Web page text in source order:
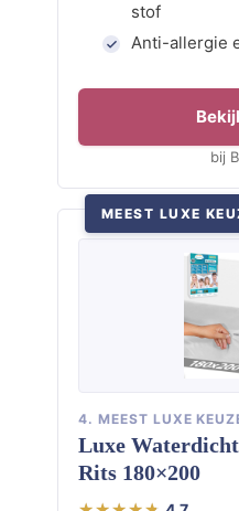
stof
Anti-allergie
bij
MEEST LUXE
4. MEEST LUXE
Luxe
Rits 180×200